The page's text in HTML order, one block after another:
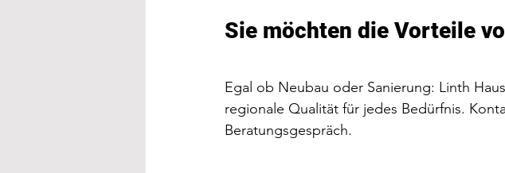
Sie möchten die Vorteile
Egal ob Neubau oder Sanierung: Linth
regionale Qualität für jedes Bedürfnis.
Beratungsgespräch.